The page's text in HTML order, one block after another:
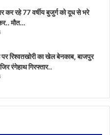
कर रहे 77 वर्षीय बुजुर्ग को दूध से भरे
मौत…
पर रिश्वतखोरी का खेल बेनकाब, बाजपुर
रंगेहाथ गिरफ्तार..